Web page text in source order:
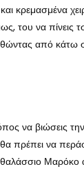
κρεμασμένα
του να
από κάτω
να βιώσεις
θα πρέπει να
Μαρόκο